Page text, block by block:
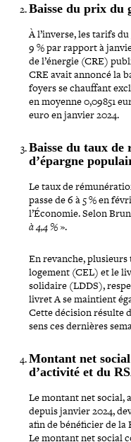
Baisse du prix du
À l’inverse, les tarifs
9 % par rapport à
de l’énergie (CRE)
CRE avait annoncé la
foyers se chauffant
en moyenne 0,09851
euro en janvier 2024.
Baisse du taux
d’épargne
Le taux de
passe de 6 à 5 % en
l’Économie. Selon
à 4,4 %».
En revanche,
logement (CEL) et le
solidaire (LDDS),
livret A se maintient
Cette décision résulte
sens ces dernières
Montant net
d’activité et du
Le montant net social,
depuis janvier 2024,
afin de béné­fi­cier de la
Le montant net social